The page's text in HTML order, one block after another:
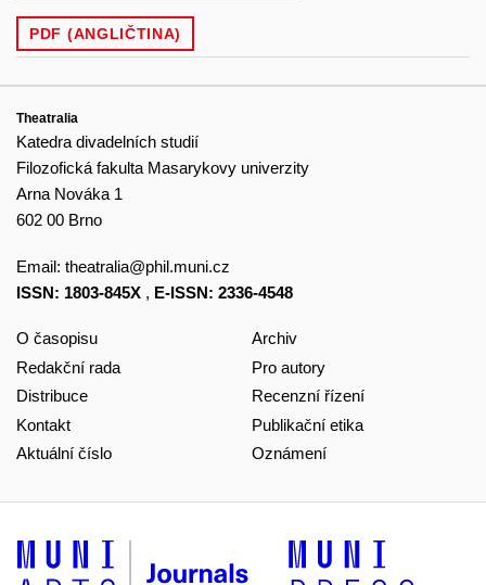
PDF (ANGLIČTINA)
Theatralia
Katedra divadelních studií
Filozofická fakulta Masarykovy univerzity
Arna Nováka 1
602 00 Brno
Email: theatralia@phil.muni.cz
ISSN: 1803-845X , E-ISSN: 2336-4548
O časopisu
Redakční rada
Distribuce
Kontakt
Aktuální číslo
Archiv
Pro autory
Recenzní řízení
Publikační etika
Oznámení